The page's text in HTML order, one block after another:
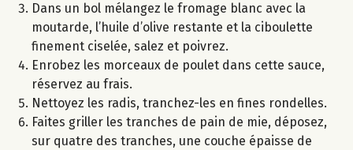
Dans un bol mélangez le fromage blanc avec la
moutarde, l’huile d’olive restante et la ciboulette
finement ciselée, salez et poivrez.
Enrobez les morceaux de poulet dans cette sauce,
réservez au frais.
Nettoyez les radis, tranchez-les en fines rondelles.
Faites griller les tranches de pain de mie, déposez,
sur quatre des tranches, une couche épaisse de